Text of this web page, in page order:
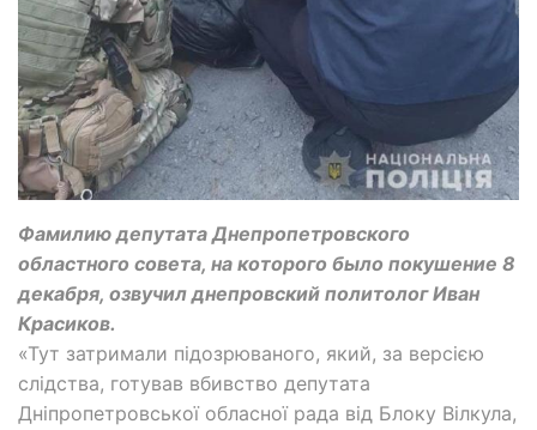
Фамилию депутата Днепропетровского
областного совета, на которого было покушение 8
декабря, озвучил днепровский политолог Иван
Красиков.
«Тут затримали підозрюваного, який, за версією
слідства, готував вбивство депутата
Дніпропетровської обласної рада від Блоку Вілкула,